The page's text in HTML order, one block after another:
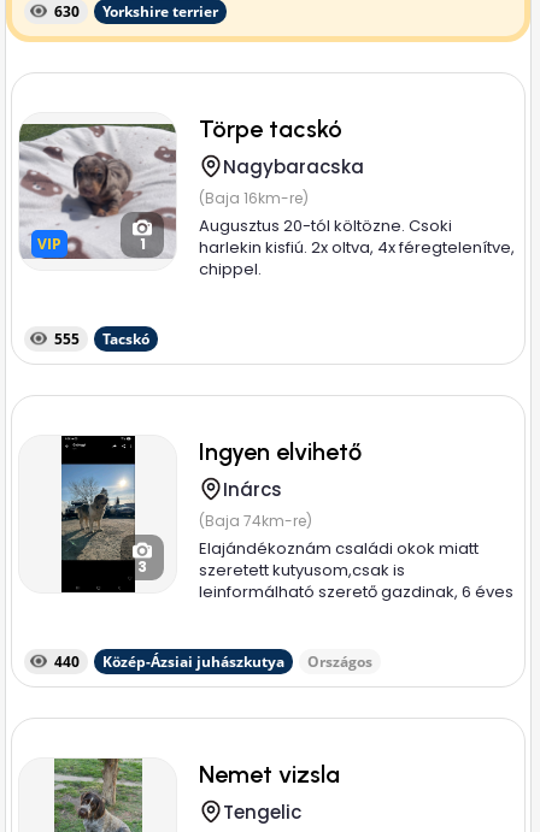
630 Yorkshire terrier
VIP
VIP 1
Törpe tacskó
Nagybaracska
(Baja 16km-re)
Augusztus 20-tól költözne. Csoki
harlekin kisfiú. 2x oltva, 4x féregtelenítve,
chippel.
555 Tacskó
3
Ingyen elvihető
Inárcs
(Baja 74km-re)
Elajándékoznám családi okok miatt
szeretett kutyusom,csak is
leinformálható szerető gazdinak, 6 éves
440 Közép-Ázsiai juhászkutya Országos
Nemet vizsla
Tengelic